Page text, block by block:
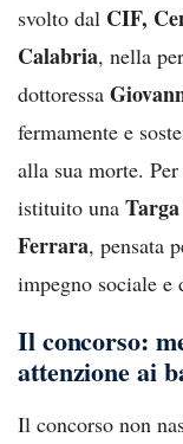
svolto dal CIF,
Calabria, nella
dottoressa
fermamente e
alla sua morte.
istituito una
Ferrara, pensata
impegno sociale
Il concorso:
attenzione ai
Il concorso non